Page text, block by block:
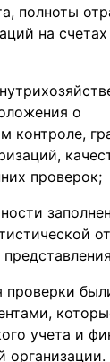
полноты
на счетах
о
контроле,
проверок;
проверки
учета и
организации.